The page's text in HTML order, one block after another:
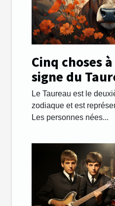
Cinq choses
signe du
Le Taureau est le
zodiaque et est
Les personnes nées...